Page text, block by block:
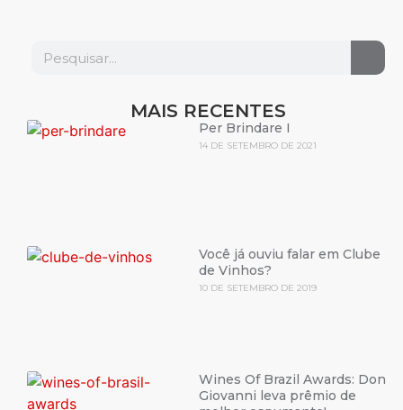
MAIS RECENTES
Per Brindare I
14 DE SETEMBRO DE 2021
Você já ouviu falar em Clube
de Vinhos?
10 DE SETEMBRO DE 2019
Wines Of Brazil Awards: Don
Giovanni leva prêmio de